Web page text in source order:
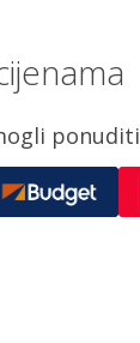
ponuditi